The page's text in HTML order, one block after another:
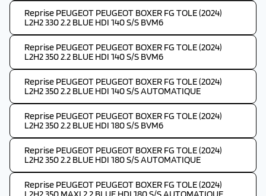
Reprise PEUGEOT PEUGEOT BOXER FG TOLE (2024)
L2H2 330 2.2 BLUE HDI 140 S/S BVM6
Reprise PEUGEOT PEUGEOT BOXER FG TOLE (2024)
L2H2 350 2.2 BLUE HDI 140 S/S BVM6
Reprise PEUGEOT PEUGEOT BOXER FG TOLE (2024)
L2H2 350 2.2 BLUE HDI 140 S/S AUTOMATIQUE
Reprise PEUGEOT PEUGEOT BOXER FG TOLE (2024)
L2H2 350 2.2 BLUE HDI 180 S/S BVM6
Reprise PEUGEOT PEUGEOT BOXER FG TOLE (2024)
L2H2 350 2.2 BLUE HDI 180 S/S AUTOMATIQUE
Reprise PEUGEOT PEUGEOT BOXER FG TOLE (2024)